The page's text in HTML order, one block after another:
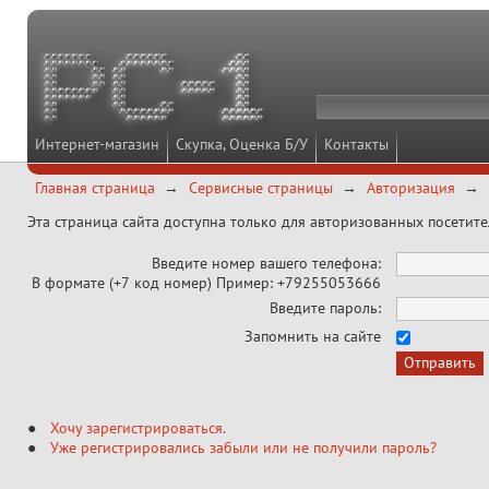
Интернет-магазин Скупка, Оценка Б/У Контакты
Главная страница Сервисные страницы
Авторизация
Эта страница сайта доступна только для авторизованных
Введите номер вашего телефона:
В формате (+7 код номер) Пример: +79255053666
Введите пароль:
Запомнить на сайте
Хочу зарегистрироваться.
Уже регистрировались забыли или не получили пароль?